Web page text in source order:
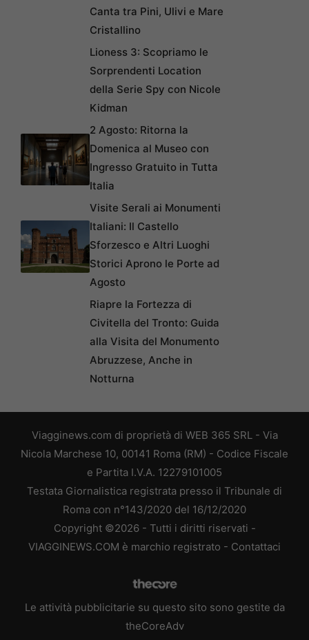
Canta tra Pini, Ulivi e Mare
Cristallino
Lioness 3: Scopriamo le
Sorprendenti Location
della Serie Spy con Nicole
Kidman
2 Agosto: Ritorna la
Domenica al Museo con
Ingresso Gratuito in Tutta
Italia
Visite Serali ai Monumenti
Italiani: Il Castello
Sforzesco e Altri Luoghi
Storici Aprono le Porte ad
Agosto
Riapre la Fortezza di
Civitella del Tronto: Guida
alla Visita del Monumento
Abruzzese, Anche in
Notturna
Viagginews.com di proprietà di WEB 365 SRL - Via
Nicola Marchese 10, 00141 Roma (RM) - Codice Fiscale
e Partita I.V.A. 12279101005
Testata Giornalistica registrata presso il Tribunale di
Roma con n°143/2020 del 16/12/2020
Copyright ©2026 - Tutti i diritti riservati -
VIAGGINEWS.COM è marchio registrato - Contattaci
Le attività pubblicitarie su questo sito sono gestite da
theCoreAdv